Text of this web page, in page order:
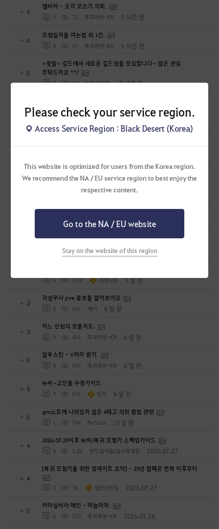
Please check your service region.
Access Service Region : Black Desert (Korea)
This website is optimized for users from the Korea region.
We recommend the NA / EU service region to best enjoy the
respective content.
Go to the NA / EU website
Stay on the website of this region
0
엘비아 - 조각 모으기 의뢰.
0 72 흑귀하양-KR 5 시간 전
0
모험일지를 여는법 외 1건.
0 41 흑귀하양-KR 5 시간 전
0
⭐꽃말⭐ 길드에서 새로운 길드원을 모집합니다~ 많은 관심
부탁드려요 ^^/
0 30 뉴튼아이작 10 시간 전
0
데보레카
만두집아들I검사학개론 10 시간 전
3
21시간 26분 컷 성장 루트 총정리
26년 8월 이후 갱신된 보너스 표기 공격력, 방어력 구간 보너스
수치. 공격력 구간, 방어력 구간/ 공구간, 방구간
아리옥 1 일 전
157 흑귀하양-KR 3 일 전
[아에테리온 생태] 흑정령에 침식된 검사/용병
205 다이호 4 일 전
6 1.1K 라젠닉트 5 일 전
2
각성무사 pve 콤보를 알아보아요
0 346 헤이 6 일 전
2
어느 선원의 보물지도.
0 456 흑귀하양-KR 6 일 전
0
알루스틴 - V카라 받기.
0 389 흑귀하양-KR 6 일 전
5
뉴비~고인물 수정가이드
0 612 민지 6 일 전
0
gm노트에 나와있지 않은 4태고 의뢰 팝업 관련
1 374 PsCrUx 10 일 전
4
2026.07.29이후 뉴비/복귀 모험가 스펙업가이드
0 1.2K 만두집아들I검사학개론 2026.07.27
4
[복귀 모험가를 위한 업데이트 요약] - 25년 칼페온 연회 이후부터
2 1K 생간건비탕 2026.07.27
0
카마실비아 메인 - 하늘마차.
0 270 흑귀하양-KR 2026.07.26